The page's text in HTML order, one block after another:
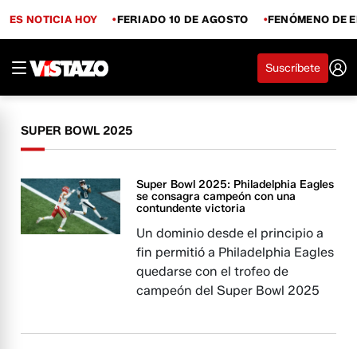
ES NOTICIA HOY FERIADO 10 DE AGOSTO FENÓMENO DE
Suscríbete
SUPER BOWL 2025
Super Bowl 2025: Philadelphia Eagles
se consagra campeón con una
contundente victoria
Un dominio desde el principio a
fin permitió a Philadelphia Eagles
quedarse con el trofeo de
campeón del Super Bowl 2025